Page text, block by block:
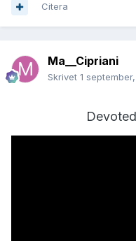
Citera
Ma__Cipriani
Skrivet 1